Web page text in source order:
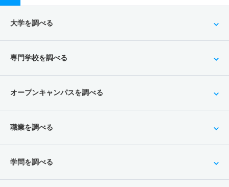
大学を調べる
専門学校を調べる
オープンキャンパスを調べる
職業を調べる
学問を調べる